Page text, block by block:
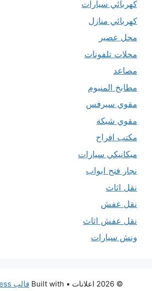
كهربائي سيارات
كهربائي منازل
محل عصير
محلات تلفونات
مصاعد
مطابخ المنيوم
مقوي سيرفس
مقوي شبكة
مكتب افراح
ميكانيكي سيارات
نجار فتح ابواب
نقل اثاث
نقل عفش
نقل عفش اثاث
ونش سيارات
© 2026 اعلانات • Built with قالب GeneratePress